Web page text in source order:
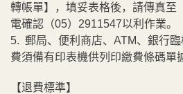
轉帳單】，填妥表格後，請傳真至
電確認（05）2911547以利作業。
5. 郵局、便利商店、ATM、銀行
費須備有印表機供列印繳費條碼單
【退費標準】